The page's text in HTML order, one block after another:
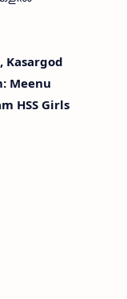
Kasargod
Meenu
HSS Girls